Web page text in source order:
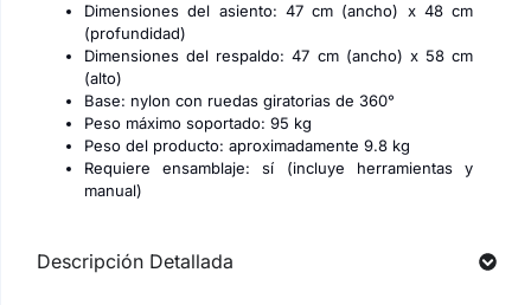
Dimensiones del asiento: 47 cm (ancho) x 48 cm
(profundidad)
Dimensiones del respaldo: 47 cm (ancho) x 58 cm
(alto)
Base: nylon con ruedas giratorias de 360°
Peso máximo soportado: 95 kg
Peso del producto: aproximadamente 9.8 kg
Requiere ensamblaje: sí (incluye herramientas y
manual)
Descripción Detallada